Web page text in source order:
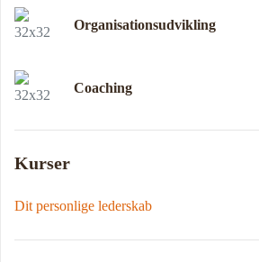
Organisationsudvikling
Coaching
Kurser
Dit personlige lederskab